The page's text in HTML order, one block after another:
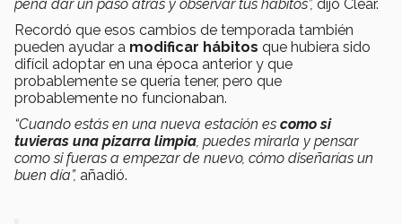
pena dar un paso atrás y observar tus hábitos”, dijo Clear.
Recordó que esos cambios de temporada también
pueden ayudar a modificar hábitos que hubiera sido
difícil adoptar en una época anterior y que
probablemente se quería tener, pero que
probablemente no funcionaban.
“Cuando estás en una nueva estación es como si
tuvieras una pizarra limpia, puedes mirarla y pensar
como si fueras a empezar de nuevo, cómo diseñarías un
buen día”, añadió.